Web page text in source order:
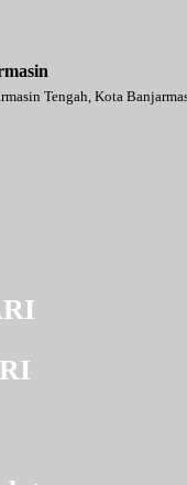
Tengah, Kota